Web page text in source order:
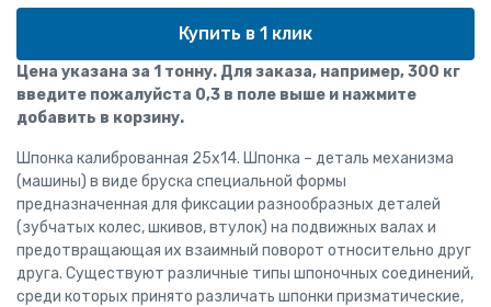
Купить в 1 клик
Цена указана за 1 тонну. Для заказа, например, 300 кг
введите пожалуйста 0,3 в поле выше и нажмите
добавить в корзину.
Шпонка калиброванная 25x14. Шпонка – деталь механизма
(машины) в виде бруска специальной формы
предназначенная для фиксации разнообразных деталей
(зубчатых колес, шкивов, втулок) на подвижных валах и
предотвращающая их взаимный поворот относительно друг
друга. Существуют различные типы шпоночных соединений,
среди которых принято различать шпонки призматические,